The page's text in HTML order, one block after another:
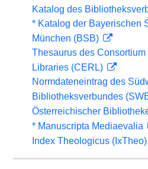
Katalog des
* Katalog der Bayerischen
München (BSB)
Thesaurus des
Libraries (CERL)
Normdateneintrag des
Bibliotheksverbundes
Österreichischer
* Manuscripta Mediaevalia
Index Theologicus (IxTheo)